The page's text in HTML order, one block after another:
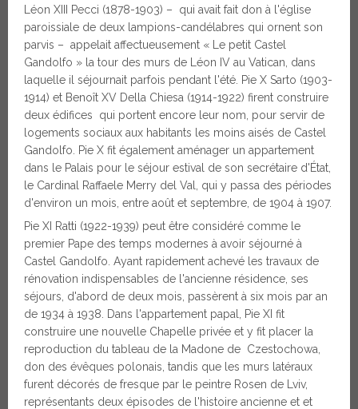
Léon XIII Pecci (1878-1903) – qui avait fait don à l'église
paroissiale de deux lampions-candélabres qui ornent son
parvis – appelait affectueusement « Le petit Castel
Gandolfo » la tour des murs de Léon IV au Vatican, dans
laquelle il séjournait parfois pendant l'été. Pie X Sarto (1903-
1914) et Benoît XV Della Chiesa (1914-1922) firent construire
deux édifices qui portent encore leur nom, pour servir de
logements sociaux aux habitants les moins aisés de Castel
Gandolfo. Pie X fit également aménager un appartement
dans le Palais pour le séjour estival de son secrétaire d'État,
le Cardinal Raffaele Merry del Val, qui y passa des périodes
d'environ un mois, entre août et septembre, de 1904 à 1907.
Pie XI Ratti (1922-1939) peut être considéré comme le
premier Pape des temps modernes à avoir séjourné à
Castel Gandolfo. Ayant rapidement achevé les travaux de
rénovation indispensables de l'ancienne résidence, ses
séjours, d'abord de deux mois, passèrent à six mois par an
de 1934 à 1938. Dans l'appartement papal, Pie XI fit
construire une nouvelle Chapelle privée et y fit placer la
reproduction du tableau de la Madone de Czestochowa,
don des évêques polonais, tandis que les murs latéraux
furent décorés de fresque par le peintre Rosen de Lviv,
représentants deux épisodes de l'histoire ancienne et et